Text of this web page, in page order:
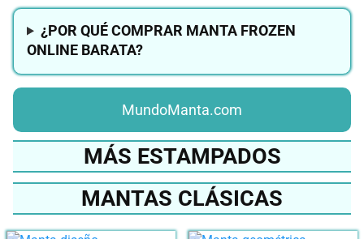
¿POR QUÉ COMPRAR MANTA FROZEN
ONLINE BARATA?
MundoManta.com
MÁS ESTAMPADOS
MANTAS CLÁSICAS